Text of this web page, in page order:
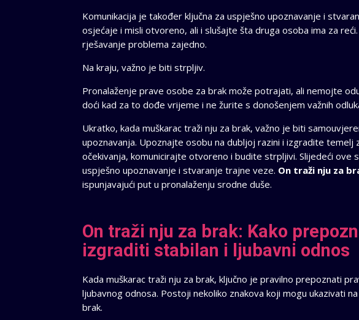
Komunikacija je također ključna za uspješno upoznavanje i
osjećaje i misli otvoreno, ali i slušajte šta druga osoba ima za
rješavanje problema zajedno.
Na kraju, važno je biti strpljiv.
Pronalaženje prave osobe za brak može potrajati, ali nemojte
doći kad za to dođe vrijeme i ne žurite s donošenjem važnih
Ukratko, kada muškarac traži nju za brak, važno je biti
upoznavanja. Upoznajte osobu na dubljoj razini i izgradite temelj
očekivanja, komunicirajte otvoreno i budite strpljivi. Slijedeći ove
uspješno upoznavanje i stvaranje trajne veze. On traži nju za
ispunjavajući put u pronalaženju srodne duše.
On traži nju za brak: Kako
izgraditi stabilan i ljubavni odnos
Kada muškarac traži nju za brak, ključno je pravilno prepoznati
ljubavnog odnosa. Postoji nekoliko znakova koji mogu ukazivati
brak.